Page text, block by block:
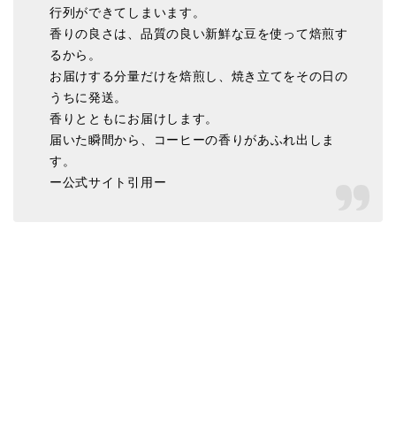
行列ができてしまいます。
香りの良さは、品質の良い新鮮な豆を使って焙煎す
るから。
お届けする分量だけを焙煎し、焼き立てをその日の
うちに発送。
香りとともにお届けします。
届いた瞬間から、コーヒーの香りがあふれ出しま
す。
ー公式サイト引用ー